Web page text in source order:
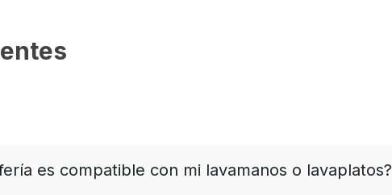
es compatible con mi lavamanos o lavaplatos?